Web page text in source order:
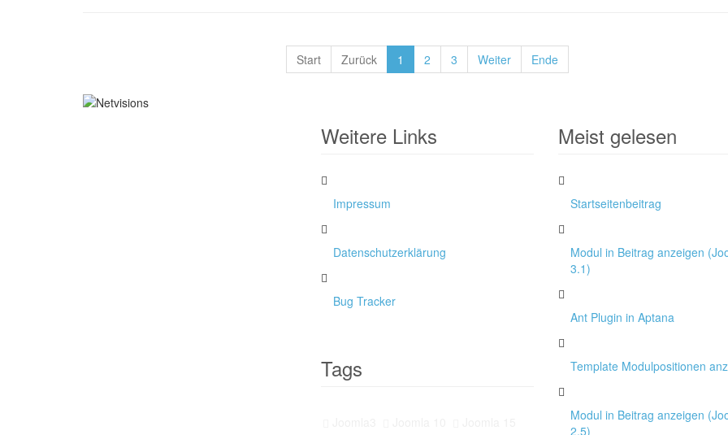
Start Zurück 1 2 3 Weiter Ende
Weitere Links
Impressum
Datenschutzerklärung
Bug Tracker
Tags
Meist gelesen
Startseitenbeitrag
Modul in Beitrag anzeigen
3.1)
Ant Plugin in Aptana
Template Modulpositionen
Modul in Beitrag anzeigen
2.5)